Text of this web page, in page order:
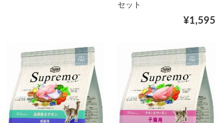
セット
¥1,595